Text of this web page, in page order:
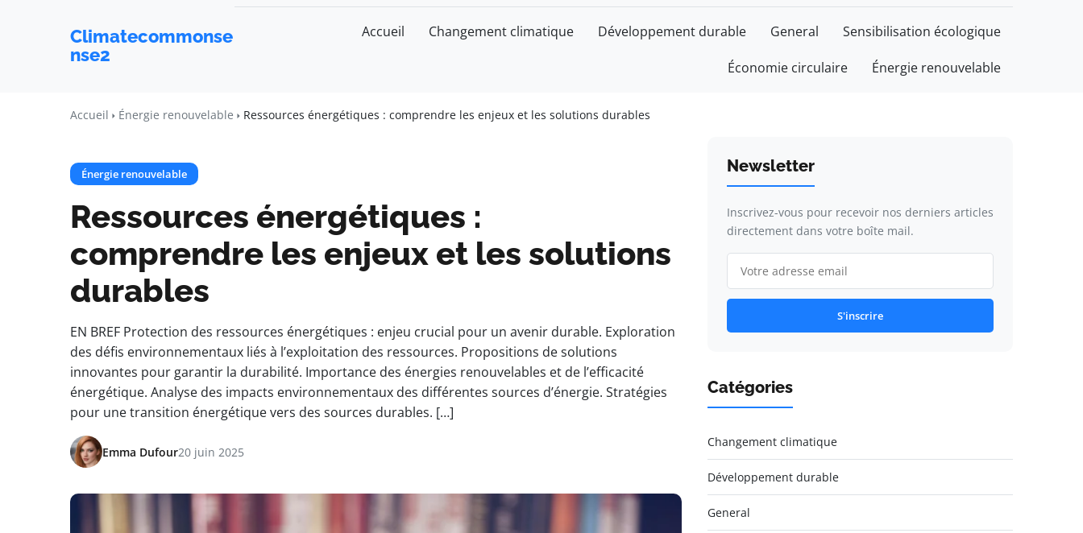
Climatecommonse
nse2
Accueil Changement climatique Développement durable General Sensibilisation écologique
Économie circulaire Énergie renouvelable
Accueil Énergie renouvelable Ressources énergétiques : comprendre les enjeux et les solutions durables
Énergie renouvelable
Ressources énergétiques :
comprendre les enjeux et les solutions
durables
EN BREF Protection des ressources énergétiques : enjeu crucial pour un avenir durable. Exploration
des défis environnementaux liés à l’exploitation des ressources. Propositions de solutions
innovantes pour garantir la durabilité. Importance des énergies renouvelables et de l’efficacité
énergétique. Analyse des impacts environnementaux des différentes sources d’énergie. Stratégies
pour une transition énergétique vers des sources durables. […]
Emma Dufour20 juin 2025
Newsletter
Inscrivez-vous pour recevoir nos derniers articles
directement dans votre boîte mail.
S'inscrire
Catégories
Changement climatique
Développement durable
General